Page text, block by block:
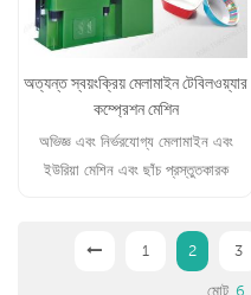
অত্যন্ত স্বয়ংক্রিয় মেলামাইন টেবিলওয়্যার
কম্প্রেশন মেশিন
অভিজ্ঞ এবং নির্ভরযোগ্য মেলামাইন এবং
ইউরিয়া মেশিন এবং ছাঁচ প্রস্তুতকারক
1 2 3
মোট 6